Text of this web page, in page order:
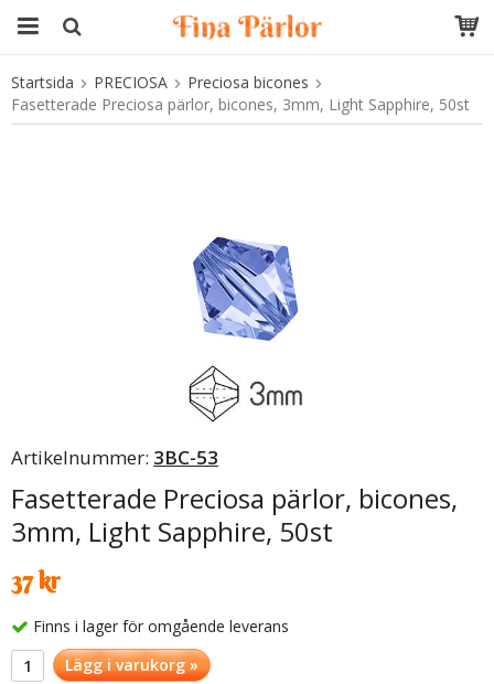
Produkten har blivit tillagd i varukorgen
Startsida PRECIOSA
Preciosa bicones
Fasetterade Preciosa pärlor, bicones, 3mm, Light Sapphire, 50st
Artikelnummer: 3BC-53
Fasetterade Preciosa pärlor, bicones,
3mm, Light Sapphire, 50st
37 kr
Finns i lager för omgående leverans
Lägg i varukorg »